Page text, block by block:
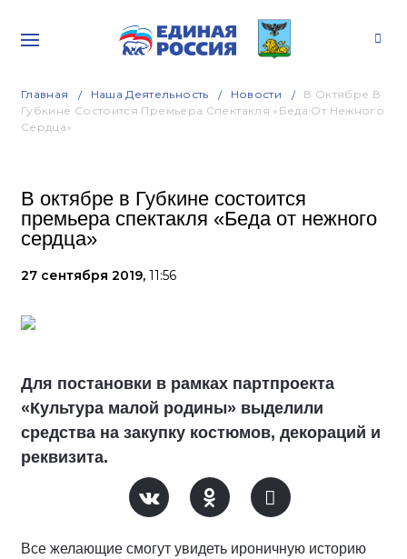
Главная Наша Деятельность Новости
В Октябре В
Губкине Состоится Премьера Спектакля «Беда От Нежного
Сердца»
В октябре в Губкине состоится
премьера спектакля «Беда от нежного
сердца»
27 сентября 2019, 11:56
Для постановки в рамках партпроекта
«Культура малой родины» выделили
средства на закупку костюмов, декораций и
реквизита.
Все желающие смогут увидеть ироничную историю